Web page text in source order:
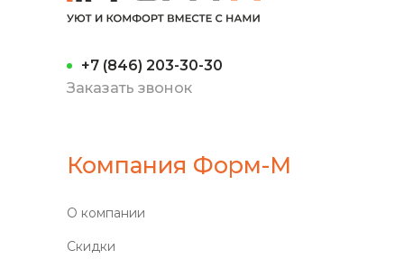
+7 (846) 203-30-30
Заказать звонок
Компания Форм-М
О компании
Скидки